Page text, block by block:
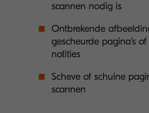
scannen nodig is
Ontbrekende
gescheurde pagina’s
notities
Scheve of schuine
scannen